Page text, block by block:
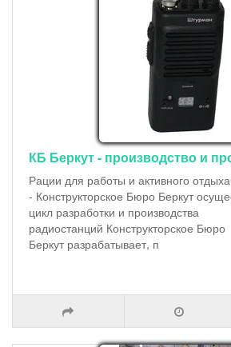
КБ Беркут - производство и
Рации для работы и активного
- Конструкторское Бюро Беркут
цикл разработки и производства
радиостанций Конструкторское Бюро
Беркут разрабатывает, п